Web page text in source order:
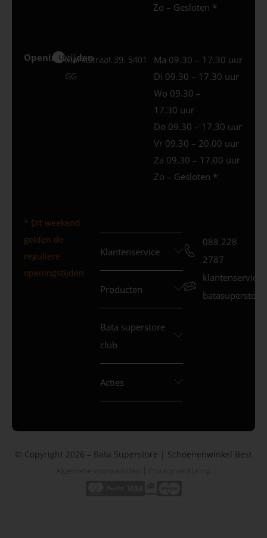
Zo – Gesloten *
Openingstijden
Uden
Marktstraat 39, 5401
GG
Ma 09.30 – 17.30 uur
Di 09.30 – 17.30 uur
Wo 09.30 –
17.30 uur
Do 09.30 – 17.30 uur
Vr 09.30 – 20.00 uur
Za 09.30 – 17.00 uur
Zo – Gesloten *
* Dit weekend
gelden de
reguliere
openingstijden
Klantenservice
Producten
Bata superstore
club
Acties
088 228
2787
© Copyright 2026 – Bata Superstore | Schoenenwinkel Best